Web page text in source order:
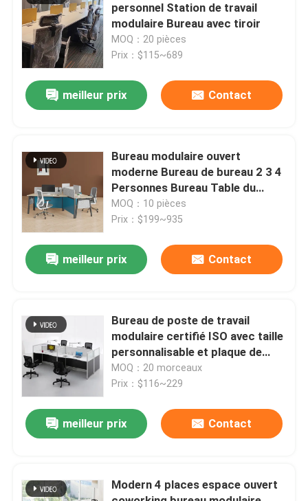
À la maison
À propos de nous
Visite de l'usine
Contrôle de qualité
Nous contacter
Nouvelles
Les affaires
Bureaux de poste de travail
personnel Station de travail
modulaire Bureau avec tiroir
MOQ：20 pièces
Prix：$115~689
meilleur prix Contact
Bureau modulaire ouvert
moderne Bureau de bureau 2 3 4
Personnes Bureau Table du
personnel en bois
MOQ：10 pièces
Prix：$199~935
meilleur prix Contact
Bureau de poste de travail
modulaire certifié ISO avec taille
personnalisable et plaque de
mélamine
MOQ：20 morceaux
Prix：$116~229
meilleur prix Contact
Modern 4 places espace ouvert